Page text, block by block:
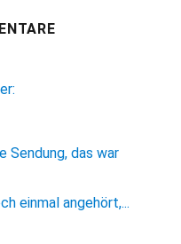
Sendung, das war
einmal angehört,...